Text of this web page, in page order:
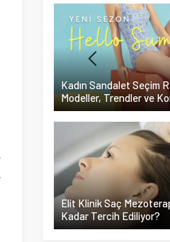
Kadın Sandalet Seçim
Modeller, Trendler ve
Elit Klinik Saç
Kadar Tercih Ediliyor?